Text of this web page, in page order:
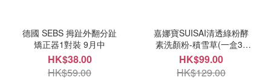
德國 SEBS 拇趾外翻分趾
矯正器1對裝 9月中
HK$38.00
HK$59.00
嘉娜寶SUISAI清透綠粉酵
素洗顏粉-積雪草(一盒32
粒) 9月中
HK$99.00
HK$129.00